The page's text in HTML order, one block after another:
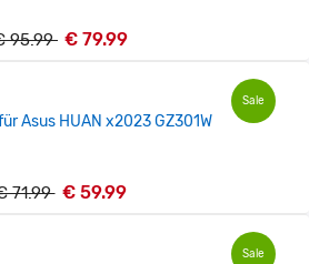
95.99 € 79.99
Sale
Asus HUAN x2023 GZ301W
71.99 € 59.99
Sale